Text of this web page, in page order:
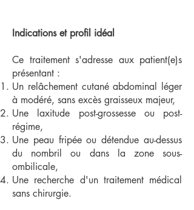
Indications et profil idéal
Ce traitement s'adresse aux patient(e)s
présentant :
Un relâchement cutané abdominal léger
à modéré, sans excès graisseux majeur,
Une laxitude post-grossesse ou post-
régime,
Une peau fripée ou détendue au-dessus
du nombril ou dans la zone sous-
ombilicale,
Une recherche d'un traitement médical
sans chirurgie.